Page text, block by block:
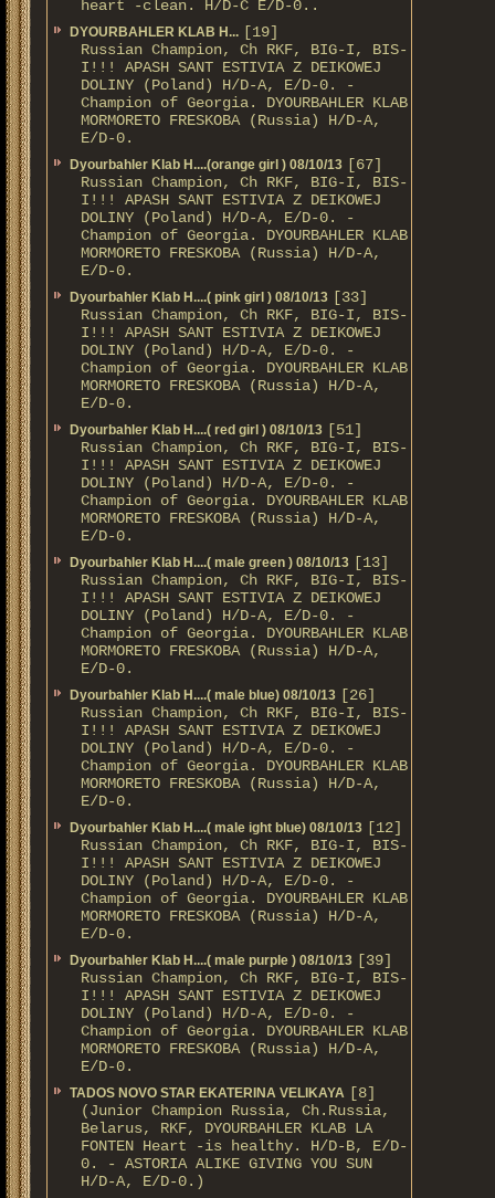
heart -clean. H/D-С E/D-0..
DYOURBAHLER KLAB Н... [19]
Russian Champion, Ch RKF, BIG-I, BIS-
I!!! APASH SANT ESTIVIA Z DEIKOWEJ
DOLINY (Poland) H/D-A, E/D-0. -
Champion of Georgia. DYOURBAHLER KLAB
MORMORETO FRESKOBA (Russia) H/D-A,
E/D-0.
Dyourbahler Klab H....(orange girl ) 08/10/13 [67]
Russian Champion, Ch RKF, BIG-I, BIS-
I!!! APASH SANT ESTIVIA Z DEIKOWEJ
DOLINY (Poland) H/D-A, E/D-0. -
Champion of Georgia. DYOURBAHLER KLAB
MORMORETO FRESKOBA (Russia) H/D-A,
E/D-0.
Dyourbahler Klab H....( pink girl ) 08/10/13 [33]
Russian Champion, Ch RKF, BIG-I, BIS-
I!!! APASH SANT ESTIVIA Z DEIKOWEJ
DOLINY (Poland) H/D-A, E/D-0. -
Champion of Georgia. DYOURBAHLER KLAB
MORMORETO FRESKOBA (Russia) H/D-A,
E/D-0.
Dyourbahler Klab H....( red girl ) 08/10/13 [51]
Russian Champion, Ch RKF, BIG-I, BIS-
I!!! APASH SANT ESTIVIA Z DEIKOWEJ
DOLINY (Poland) H/D-A, E/D-0. -
Champion of Georgia. DYOURBAHLER KLAB
MORMORETO FRESKOBA (Russia) H/D-A,
E/D-0.
Dyourbahler Klab H....( male green ) 08/10/13 [13]
Russian Champion, Ch RKF, BIG-I, BIS-
I!!! APASH SANT ESTIVIA Z DEIKOWEJ
DOLINY (Poland) H/D-A, E/D-0. -
Champion of Georgia. DYOURBAHLER KLAB
MORMORETO FRESKOBA (Russia) H/D-A,
E/D-0.
Dyourbahler Klab H....( male blue) 08/10/13 [26]
Russian Champion, Ch RKF, BIG-I, BIS-
I!!! APASH SANT ESTIVIA Z DEIKOWEJ
DOLINY (Poland) H/D-A, E/D-0. -
Champion of Georgia. DYOURBAHLER KLAB
MORMORETO FRESKOBA (Russia) H/D-A,
E/D-0.
Dyourbahler Klab H....( male ight blue) 08/10/13 [12]
Russian Champion, Ch RKF, BIG-I, BIS-
I!!! APASH SANT ESTIVIA Z DEIKOWEJ
DOLINY (Poland) H/D-A, E/D-0. -
Champion of Georgia. DYOURBAHLER KLAB
MORMORETO FRESKOBA (Russia) H/D-A,
E/D-0.
Dyourbahler Klab H....( male purple ) 08/10/13 [39]
Russian Champion, Ch RKF, BIG-I, BIS-
I!!! APASH SANT ESTIVIA Z DEIKOWEJ
DOLINY (Poland) H/D-A, E/D-0. -
Champion of Georgia. DYOURBAHLER KLAB
MORMORETO FRESKOBA (Russia) H/D-A,
E/D-0.
TADOS NOVO STAR EKATERINA VELIKAYA [8]
(Junior Champion Russia, Ch.Russia,
Belarus, RKF, DYOURBAHLER KLAB LA
FONTEN Heart -is healthy. H/D-В, E/D-
0. - ASTORIA ALIKE GIVING YOU SUN
H/D-А, E/D-0.)